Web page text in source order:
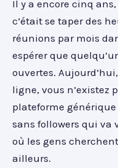
Il y a encore cinq
c’était se taper des
réunions par mois
espérer que
ouvertes.
ligne, vous n’existez
plateforme
sans followers qui va
où les gens
ailleurs.